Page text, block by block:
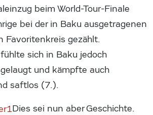
beim World-Tour-Finale
bei der in Baku ausgetragenen
Favoritenkreis gezählt.
sich in Baku jedoch
und kämpfte auch
saftlos (7.).
Dies sei nun aber Geschichte.